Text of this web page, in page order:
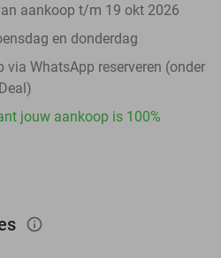
aankoop t/m 19 okt 2026
en donderdag
via WhatsApp reserveren (onder
jouw aankoop is 100%
info_outlined